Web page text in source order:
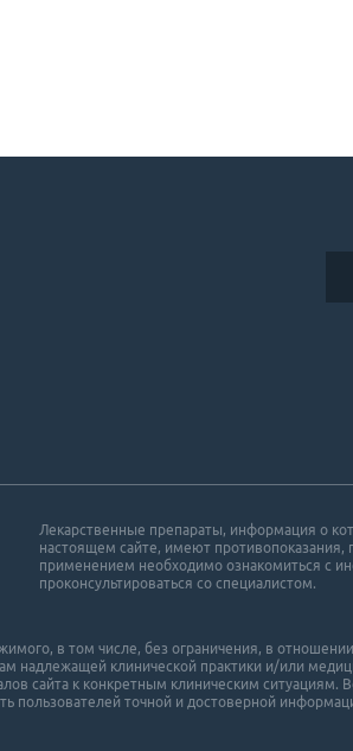
Лекарственные препараты, информация о
настоящем сайте, имеют противопоказания,
применением необходимо ознакомиться с
проконсультироваться со специалистом.
в том числе, без ограничения, в
надлежащей клинической практики и/или
сайта к конкретным клиническим ситуациям.
пользователей точной и достоверной